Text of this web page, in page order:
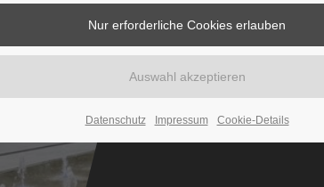
Ruhr
Datenschutz Impressum Cookie-Details